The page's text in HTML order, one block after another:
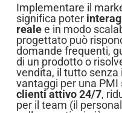
Implementare il
significa poter
realee in modo
progettato può
domande frequenti,
di un prodotto o
vendita, il tutto
vantaggi per una PMI
clienti attivo 24/7,
per il team (il